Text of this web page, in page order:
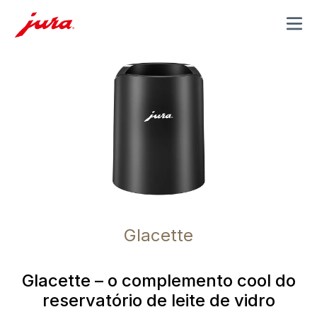
MENU
Glacette
Glacette – o complemento cool do
reservatório de leite de vidro